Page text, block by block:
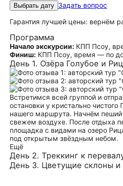
Выбрать дату Задать вопрос
Гарантия лучшей цены: вернём
Программа
Начало экскурсии: КПП Псоу,
Финиш: КПП Псоу, время — по
День 1. Озёра Голубое и
Встретимся всей группой и
остановки у кристально
нашего маршрута. Начнём
свежем воздухе. После отдыха
площадка с видами на озеро
под открытым звёздным небом.
Ещё
День 2. Треккинг к
День 3. Цветущие склоны